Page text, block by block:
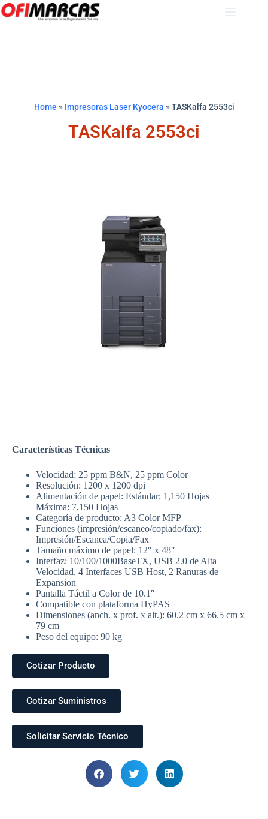
Home » Impresoras Laser Kyocera » TASKalfa 2553ci
TASKalfa 2553ci
Características Técnicas
Velocidad: 25 ppm B&N, 25 ppm Color
Resolución: 1200 x 1200 dpi
Alimentación de papel: Estándar: 1,150 Hojas
Máxima: 7,150 Hojas
Categoría de producto: A3 Color MFP
Funciones (impresión/escaneo/copiado/fax):
Impresión/Escanea/Copia/Fax
Tamaño máximo de papel: 12″ x 48″
Interfaz: 10/100/1000BaseTX, USB 2.0 de Alta
Velocidad, 4 Interfaces USB Host, 2 Ranuras de
Expansion
Pantalla Táctil a Color de 10.1″
Compatible con plataforma HyPAS
Dimensiones (anch. x prof. x alt.): 60.2 cm x 66.5 cm x
79 cm
Peso del equipo: 90 kg
Cotizar Producto
Cotizar Suministros
Solicitar Servicio Técnico